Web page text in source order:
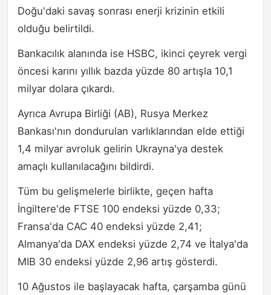
Doğu'daki savaş sonrası enerji krizinin etkili
olduğu belirtildi.
Bankacılık alanında ise HSBC, ikinci çeyrek vergi
öncesi karını yıllık bazda yüzde 80 artışla 10,1
milyar dolara çıkardı.
Ayrıca Avrupa Birliği (AB), Rusya Merkez
Bankası'nın dondurulan varlıklarından elde ettiği
1,4 milyar avroluk gelirin Ukrayna'ya destek
amaçlı kullanılacağını bildirdi.
Tüm bu gelişmelerle birlikte, geçen hafta
İngiltere'de FTSE 100 endeksi yüzde 0,33;
Fransa'da CAC 40 endeksi yüzde 2,41;
Almanya'da DAX endeksi yüzde 2,74 ve İtalya'da
MIB 30 endeksi yüzde 2,96 artış gösterdi.
10 Ağustos ile başlayacak hafta, çarşamba günü